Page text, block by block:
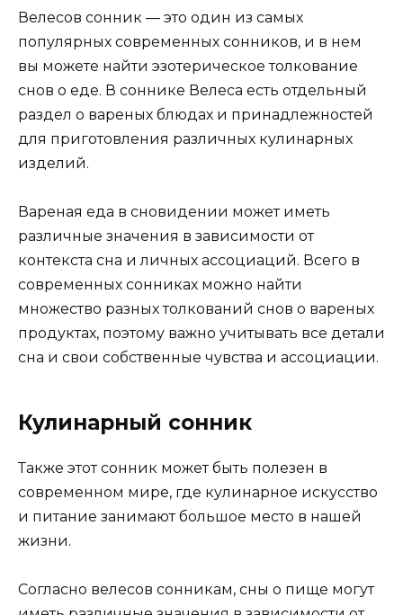
Велесов сонник — это один из самых
популярных современных сонников, и в нем
вы можете найти эзотерическое толкование
снов о еде. В соннике Велеса есть отдельный
раздел о вареных блюдах и принадлежностей
для приготовления различных кулинарных
изделий.
Вареная еда в сновидении может иметь
различные значения в зависимости от
контекста сна и личных ассоциаций. Всего в
современных сонниках можно найти
множество разных толкований снов о вареных
продуктах, поэтому важно учитывать все детали
сна и свои собственные чувства и ассоциации.
Кулинарный сонник
Также этот сонник может быть полезен в
современном мире, где кулинарное искусство
и питание занимают большое место в нашей
жизни.
Согласно велесов сонникам, сны о пище могут